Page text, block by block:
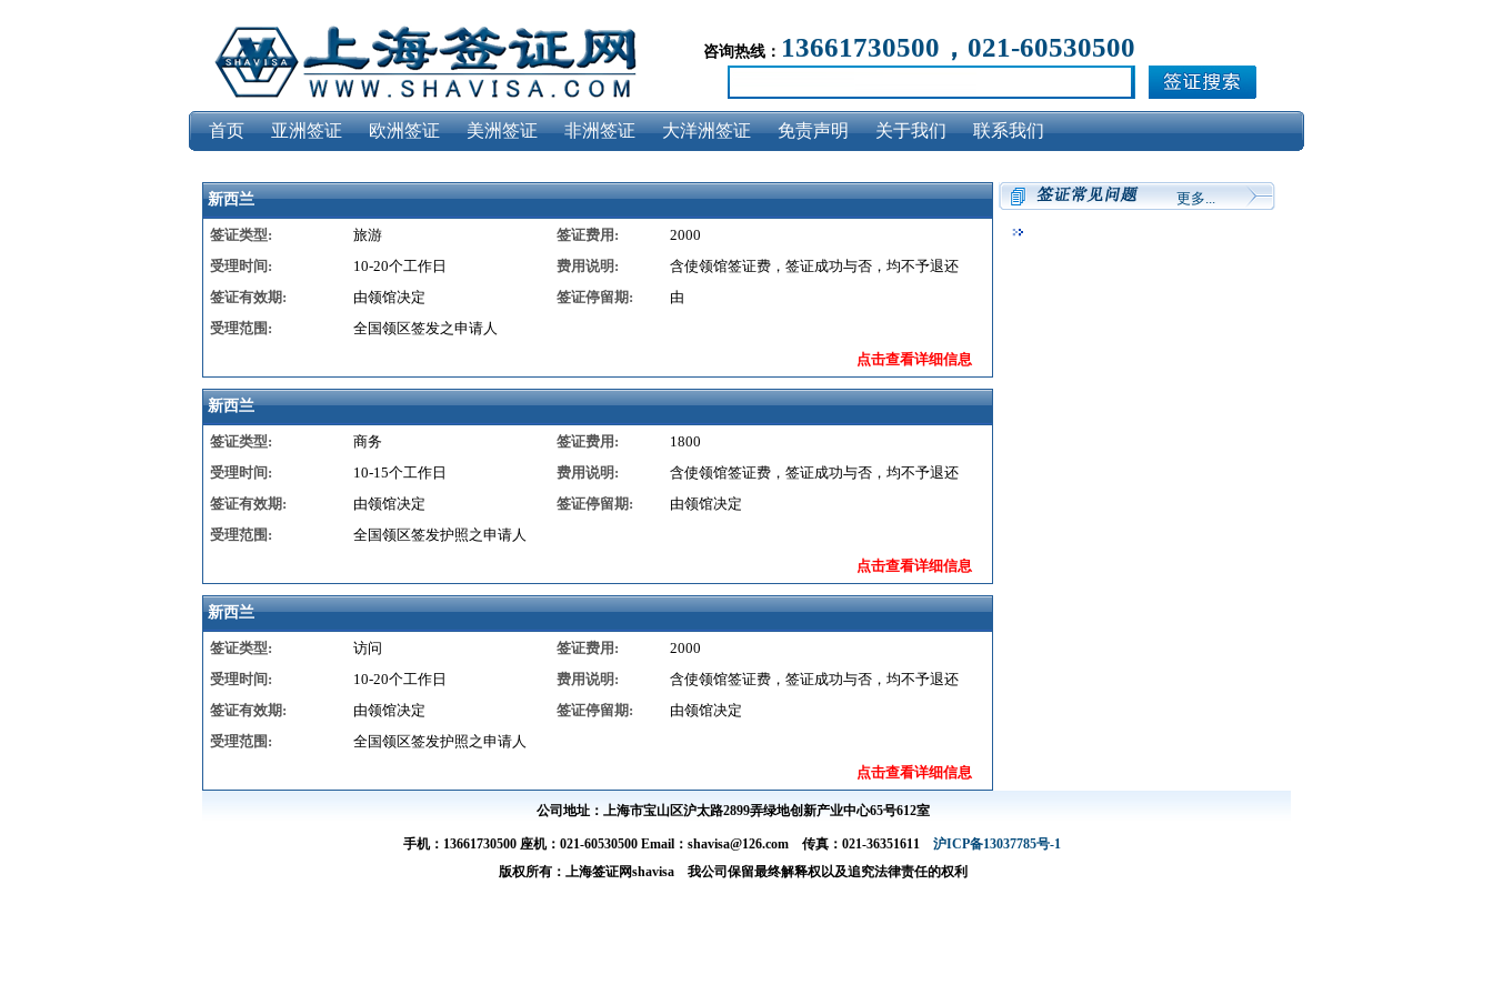
咨询热线： 13661730500，021-60530500
首页 亚洲签证 欧洲签证 美洲签证 非洲签证 大洋洲签证 免责声明 关于我们 联系我们
新西兰
签证类型: 旅游 签证费用:
2000
受理时间:
10-20个工作日 费用说明:
含使领馆签证费，签证成功与否，均不予退还
签证有效期:
由领馆决定 签证停留期:
由
受理范围:
全国领区签发之申请人
点击查看详细信息
新西兰
签证类型: 商务 签证费用:
1800
受理时间:
10-15个工作日 费用说明:
含使领馆签证费，签证成功与否，均不予退还
签证有效期:
由领馆决定 签证停留期:
由领馆决定
受理范围:
全国领区签发护照之申请人
点击查看详细信息
新西兰
签证类型: 访问 签证费用:
2000
受理时间:
10-20个工作日 费用说明:
含使领馆签证费，签证成功与否，均不予退还
签证有效期:
由领馆决定 签证停留期:
由领馆决定
受理范围:
全国领区签发护照之申请人
点击查看详细信息
更多...
公司地址：上海市宝山区沪太路2899弄绿地创新产业中心65号612室
手机：13661730500 座机：021-60530500 Email：shavisa@126.com 传真：021-36351611 沪ICP备13037785号-1
版权所有：上海签证网shavisa 我公司保留最终解释权以及追究法律责任的权利